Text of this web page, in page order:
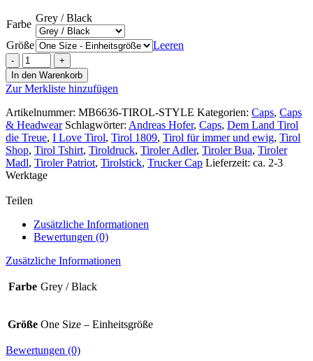
Farbe
Grey / Black
Größe
Leeren
5
Panel
Pro
Mesh
Schildcap
–
Tirol
Style
2024
Menge
In den Warenkorb
Zur Merkliste hinzufügen
Artikelnummer: MB6636-TIROL-STYLE Kategorien: Caps, Caps
& Headwear Schlagwörter: Andreas Hofer, Caps, Dem Land Tirol
die Treue, I Love Tirol, Tirol 1809, Tirol für immer und ewig, Tirol
Shop, Tirol Tshirt, Tiroldruck, Tiroler Adler, Tiroler Bua, Tiroler
Madl, Tiroler Patriot, Tirolstick, Trucker Cap Lieferzeit: ca. 2-3
Werktage
Teilen
Zusätzliche Informationen
Bewertungen (0)
Zusätzliche Informationen
Farbe Grey / Black
Größe One Size – Einheitsgröße
Bewertungen (0)